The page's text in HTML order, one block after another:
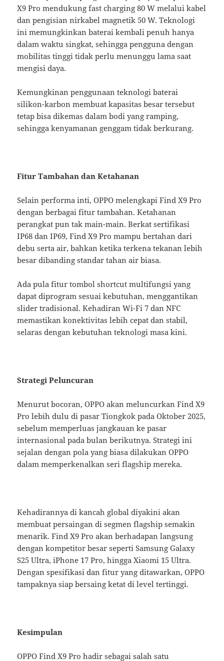
X9 Pro mendukung fast charging 80 W melalui kabel
dan pengisian nirkabel magnetik 50 W. Teknologi
ini memungkinkan baterai kembali penuh hanya
dalam waktu singkat, sehingga pengguna dengan
mobilitas tinggi tidak perlu menunggu lama saat
mengisi daya.
Kemungkinan penggunaan teknologi baterai
silikon-karbon membuat kapasitas besar tersebut
tetap bisa dikemas dalam bodi yang ramping,
sehingga kenyamanan genggam tidak berkurang.
Fitur Tambahan dan Ketahanan
Selain performa inti, OPPO melengkapi Find X9 Pro
dengan berbagai fitur tambahan. Ketahanan
perangkat pun tak main-main. Berkat sertifikasi
IP68 dan IP69, Find X9 Pro mampu bertahan dari
debu serta air, bahkan ketika terkena tekanan lebih
besar dibanding standar tahan air biasa.
Ada pula fitur tombol shortcut multifungsi yang
dapat diprogram sesuai kebutuhan, menggantikan
slider tradisional. Kehadiran Wi-Fi 7 dan NFC
memastikan konektivitas lebih cepat dan stabil,
selaras dengan kebutuhan teknologi masa kini.
Strategi Peluncuran
Menurut bocoran, OPPO akan meluncurkan Find X9
Pro lebih dulu di pasar Tiongkok pada Oktober 2025,
sebelum memperluas jangkauan ke pasar
internasional pada bulan berikutnya. Strategi ini
sejalan dengan pola yang biasa dilakukan OPPO
dalam memperkenalkan seri flagship mereka.
Kehadirannya di kancah global diyakini akan
membuat persaingan di segmen flagship semakin
menarik. Find X9 Pro akan berhadapan langsung
dengan kompetitor besar seperti Samsung Galaxy
S25 Ultra, iPhone 17 Pro, hingga Xiaomi 15 Ultra.
Dengan spesifikasi dan fitur yang ditawarkan, OPPO
tampaknya siap bersaing ketat di level tertinggi.
Kesimpulan
OPPO Find X9 Pro hadir sebagai salah satu